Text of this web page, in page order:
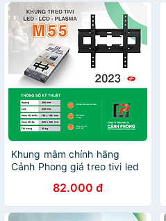
Khung mâm chính hãng
Cảnh Phong giá treo tivi led
19-55 inch kèm ốc vít M55 -
Hàng Chính Hãng
82.000 đ